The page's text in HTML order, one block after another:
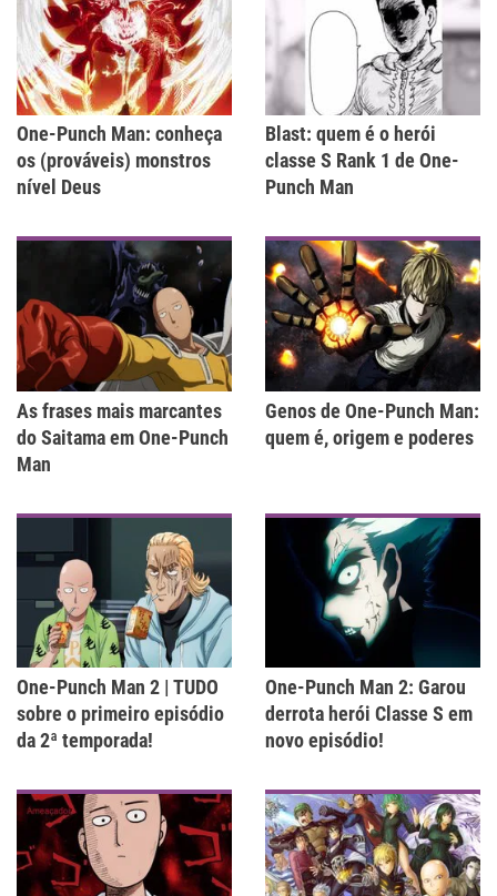
One-Punch Man: conheça
os (prováveis) monstros
nível Deus
Blast: quem é o herói
classe S Rank 1 de One-
Punch Man
As frases mais marcantes
do Saitama em One-Punch
Man
Genos de One-Punch Man:
quem é, origem e poderes
One-Punch Man 2 | TUDO
sobre o primeiro episódio
da 2ª temporada!
One-Punch Man 2: Garou
derrota herói Classe S em
novo episódio!